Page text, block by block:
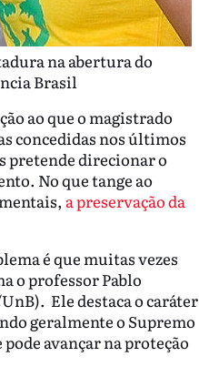
na abertura do
Brasil
ao que o magistrado
concedidas nos últimos
pretende direcionar o
No que tange ao
a preservação da
é que muitas vezes
o professor Pablo
Ele destaca o caráter
geralmente o Supremo
avançar na proteção